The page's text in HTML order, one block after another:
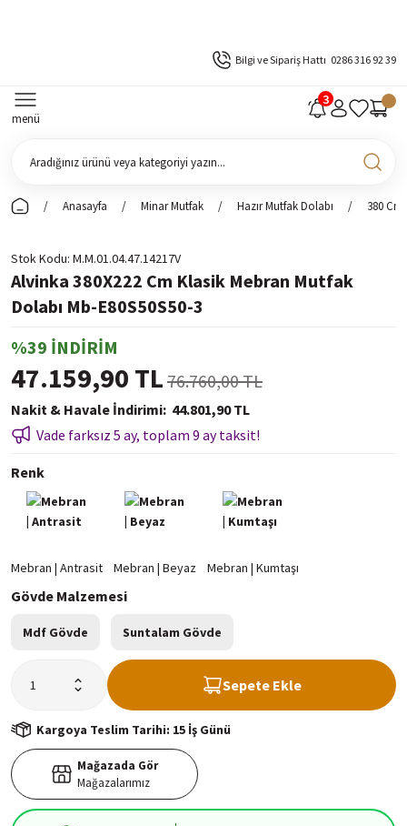
Bilgi ve Sipariş Hattı 0286 316 92 39
menü
Anasayfa Minar Mutfak Hazır Mutfak Dolabı 380 Cm
Stok Kodu M.M.01.04.47.14217V
Alvinka 380X222 Cm Klasik Mebran Mutfak
Dolabı Mb-E80S50S50-3
%39 İNDİRİM
47.159,90 TL 76.760,00 TL
Nakit & Havale İndirimi 44.801,90 TL
Vade farksız 5 ay, toplam 9 ay taksit!
Renk
Gövde Malzemesi
Mdf Gövde Suntalam Gövde
Sepete Ekle
Kargoya Teslim Tarihi: 15 İş Günü
Mağazada Gör
Mağazalarımız